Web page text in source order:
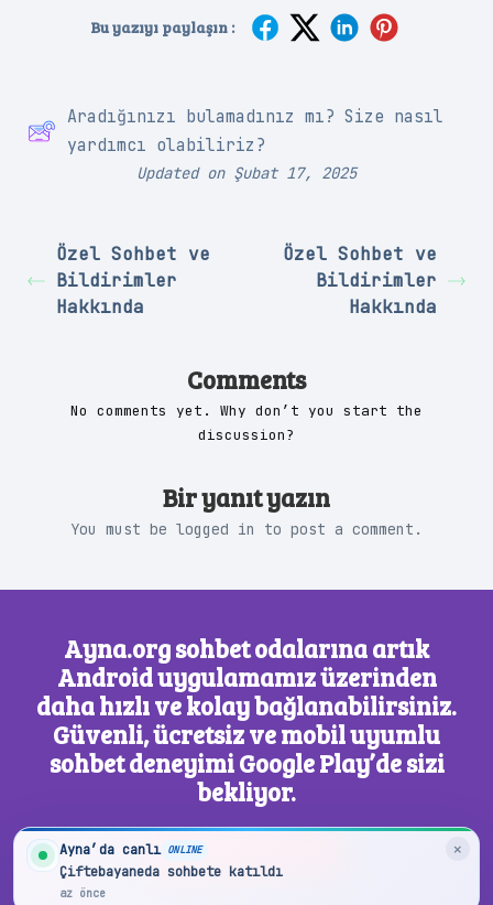
Bu yazıyı paylaşın :
Aradığınızı bulamadınız mı? Size nasıl
yardımcı olabiliriz?
Updated on Şubat 17, 2025
Özel Sohbet ve
Bildirimler
Hakkında
Özel Sohbet ve
Bildirimler
Hakkında
Comments
No comments yet. Why don’t you start the
discussion?
Bir yanıt yazın
You must be logged in to post a comment.
Ayna.org sohbet odalarına artık
Android uygulamamız üzerinden
daha hızlı ve kolay bağlanabilirsiniz.
Güvenli, ücretsiz ve mobil uyumlu
sohbet deneyimi Google Play’de sizi
bekliyor.
Google Play’den İndir ×
Ayna’da canlı ONLINE
Çiftebayaneda sohbete katıldı
az önce